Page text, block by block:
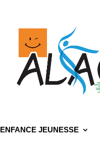
ENFANCE JEUNESSE